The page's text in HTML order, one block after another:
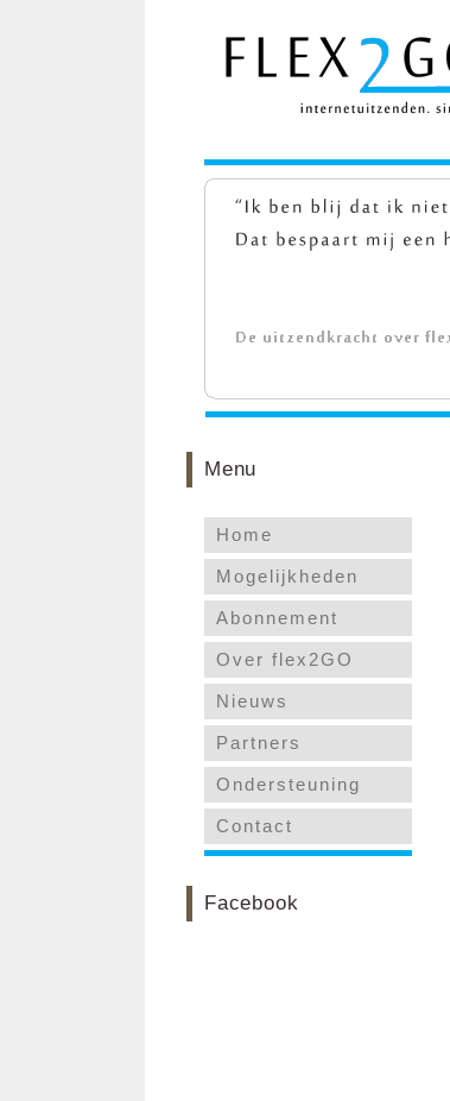
Menu
Home
Mogelijkheden
Abonnement
Over flex2GO
Nieuws
Partners
Ondersteuning
Contact
Facebook